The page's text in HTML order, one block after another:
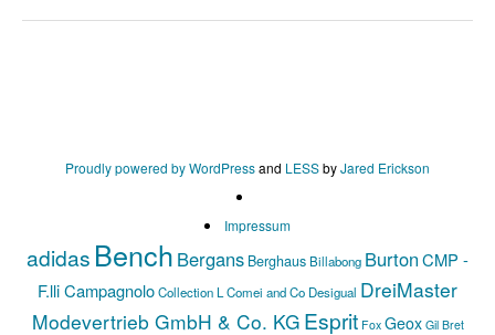
Proudly powered by WordPressand LESSbyJared Erickson
Impressum
adidas Bench Bergans Berghaus Billabong BurtonCMP -
F.lli CampagnoloCollection L Comei and Co Desigual DreiMaster
Modevertrieb GmbH & Co. KG Esprit Fox Geox Gil Bret